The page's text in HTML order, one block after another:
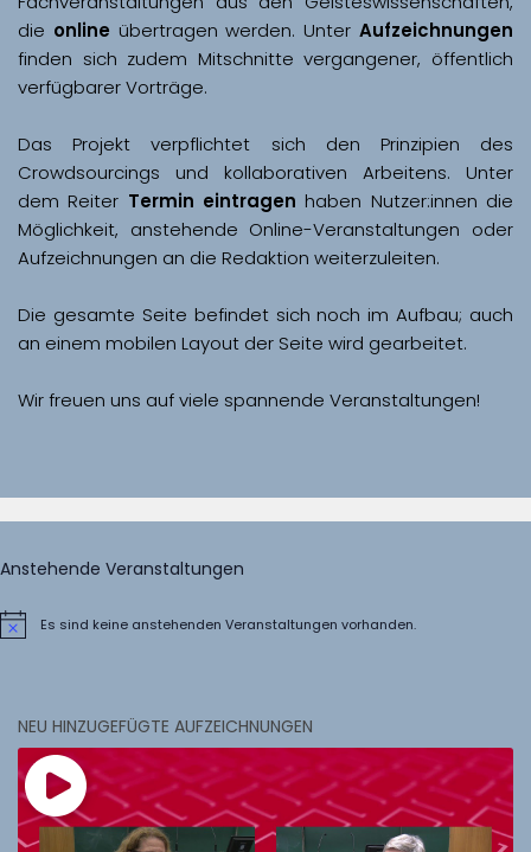
die online übertragen werden. Unter Aufzeichnungen
finden sich zudem Mitschnitte vergangener, öffentlich
Das Projekt verpflichtet sich den Prinzipien des
Crowdsourcings und kollaborativen Arbeitens. Unter
dem Reiter Termin eintragen haben Nutzer:innen die
Möglichkeit, anstehende Online-Veranstaltungen oder
Aufzeichnungen an die Redaktion weiterzuleiten.
Die gesamte Seite befindet sich noch im Aufbau; auch
Wir freuen uns auf viele spannende Veranstaltungen!
Anstehende Veranstaltungen
HinweisEs sind keine anstehenden Veranstaltungen vorhanden.
NEU HINZUGEFÜGTE AUFZEICHNUNGEN